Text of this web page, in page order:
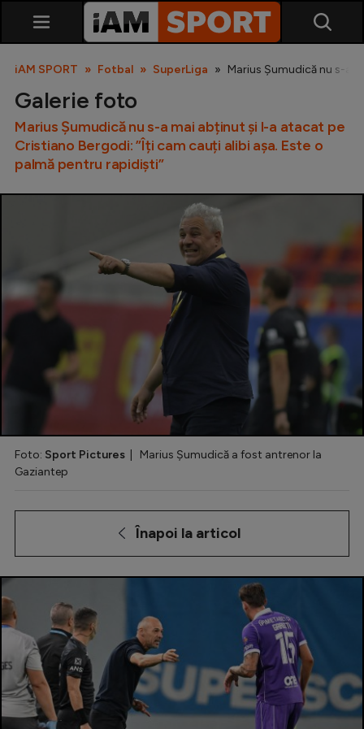
Cupa României
Echipa Națională
U21
Fotbal feminin
Special
Diverse
Inedit
Conference League
CM 2026
Premier League
LaLiga
iAM SPORT Fotbal SuperLiga Marius Șumudică nu s-a
Galerie foto
Marius Șumudică nu s-a mai abținut și l-a atacat pe
Cristiano Bergodi: ”Îți cam cauți alibi așa. Este o
palmă pentru rapidiști”
Foto: Sport Pictures | Marius Șumudică a fost antrenor la
Gaziantep
Înapoi la articol